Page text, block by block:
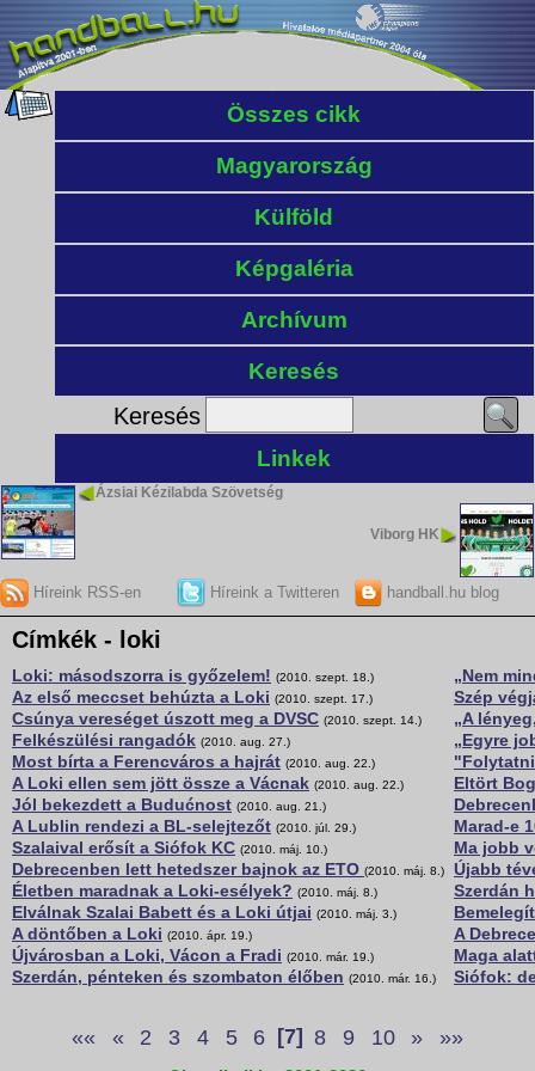
Összes cikk
Magyarország
Külföld
Képgaléria
Archívum
Keresés
Keresés
Linkek
Ázsiai Kézilabda Szövetség
Viborg HK
Híreink RSS-en Híreink a Twitteren handball.hu blog
Címkék - loki
Loki: másodszorra is győzelem! (2010. szept. 18.)
Az első meccset behúzta a Loki (2010. szept. 17.)
Csúnya vereséget úszott meg a DVSC (2010. szept. 14.)
Felkészülési rangadók (2010. aug. 27.)
Most bírta a Ferencváros a hajrát (2010. aug. 22.)
A Loki ellen sem jött össze a Vácnak (2010. aug. 22.)
Jól bekezdett a Budućnost (2010. aug. 21.)
A Lublin rendezi a BL-selejtezőt (2010. júl. 29.)
Szalaival erősít a Siófok KC (2010. máj. 10.)
Debrecenben lett hetedszer bajnok az ETO (2010. máj. 8.)
Életben maradnak a Loki-esélyek? (2010. máj. 8.)
Elválnak Szalai Babett és a Loki útjai (2010. máj. 3.)
A döntőben a Loki (2010. ápr. 19.)
Újvárosban a Loki, Vácon a Fradi (2010. már. 19.)
Szerdán, pénteken és szombaton élőben (2010. már. 16.)
„Nem
Szép
„A
„Egyre
Eltört
Marad-e
Ma jobb
Újabb
Szerdán
A
Maga
Siófok:
«« « 2 3 4 5 6 [7] 8 9 10 » »»